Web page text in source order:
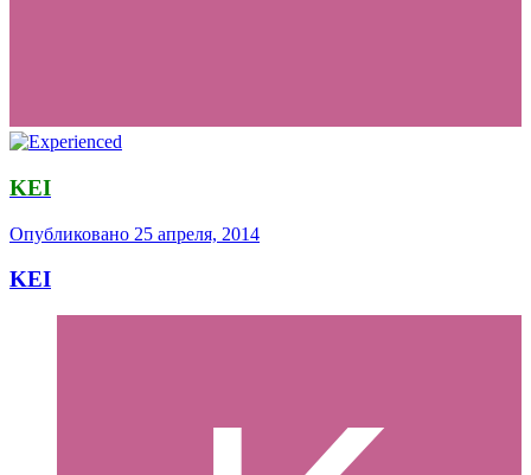
KEI
Опубликовано 25 апреля, 2014
KEI